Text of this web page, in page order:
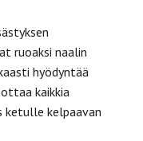
ruoaksi naalin
hyödyntää
kaikkia
ketulle kelpaavan